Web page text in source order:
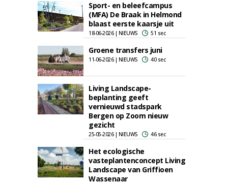
Sport- en beleefcampus
(MFA) De Braak in Helmond
blaast eerste kaarsje uit
18-06-2026 | NIEUWS 51 sec
Groene transfers juni
11-06-2026 | NIEUWS 40 sec
Living Landscape-
beplanting geeft
vernieuwd stadspark
Bergen op Zoom nieuw
gezicht
25-05-2026 | NIEUWS 46 sec
Het ecologische
vasteplantenconcept Living
Landscape van Griffioen
Wassenaar